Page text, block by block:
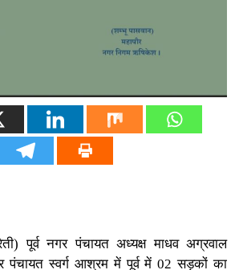
पूर्व नगर पंचायत अध्यक्ष माधव अग्रवाल
पंचायत स्वर्ग आश्रम में पूर्व में 02 सड़कों का